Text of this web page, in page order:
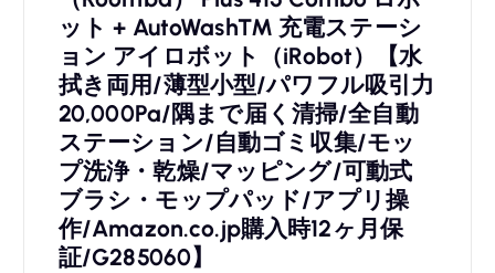
ット + AutoWash™ 充電ステーシ
ョン アイロボット（iRobot）【水
拭き両用/薄型小型/パワフル吸引力
20,000Pa/隅まで届く清掃/全自動
ステーション/自動ゴミ収集/モッ
プ洗浄・乾燥/マッピング/可動式
ブラシ・モップパッド/アプリ操
作/Amazon.co.jp購入時12ヶ月保
証/G285060】